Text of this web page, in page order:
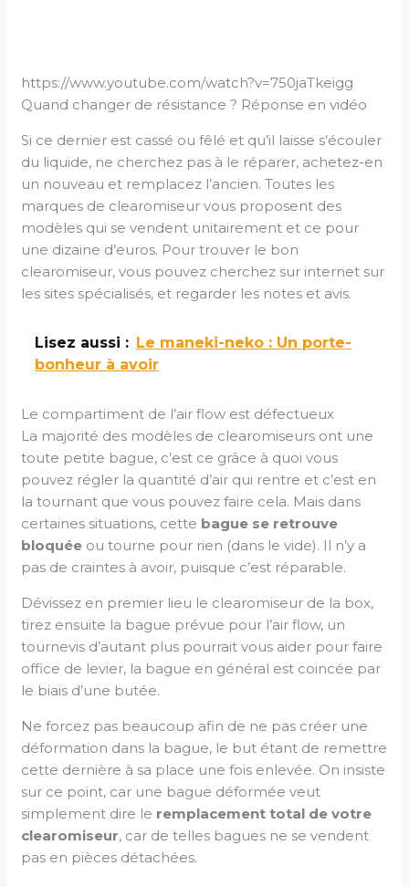
https://www.youtube.com/watch?v=750jaTkeigg
Quand changer de résistance ? Réponse en vidéo
Si ce dernier est cassé ou fêlé et qu’il laisse s’écouler
du liquide, ne cherchez pas à le réparer, achetez-en
un nouveau et remplacez l’ancien. Toutes les
marques de clearomiseur vous proposent des
modèles qui se vendent unitairement et ce pour
une dizaine d’euros. Pour trouver le bon
clearomiseur, vous pouvez cherchez sur internet sur
les sites spécialisés, et regarder les notes et avis.
Lisez aussi : Le maneki-neko : Un porte-
bonheur à avoir
Le compartiment de l’air flow est défectueux
La majorité des modèles de clearomiseurs ont une
toute petite bague, c’est ce grâce à quoi vous
pouvez régler la quantité d’air qui rentre et c’est en
la tournant que vous pouvez faire cela. Mais dans
certaines situations, cette bague se retrouve
bloquée ou tourne pour rien (dans le vide). Il n’y a
pas de craintes à avoir, puisque c’est réparable.
Dévissez en premier lieu le clearomiseur de la box,
tirez ensuite la bague prévue pour l’air flow, un
tournevis d’autant plus pourrait vous aider pour faire
office de levier, la bague en général est coincée par
le biais d’une butée.
Ne forcez pas beaucoup afin de ne pas créer une
déformation dans la bague, le but étant de remettre
cette dernière à sa place une fois enlevée. On insiste
sur ce point, car une bague déformée veut
simplement dire le remplacement total de votre
clearomiseur, car de telles bagues ne se vendent
pas en pièces détachées.